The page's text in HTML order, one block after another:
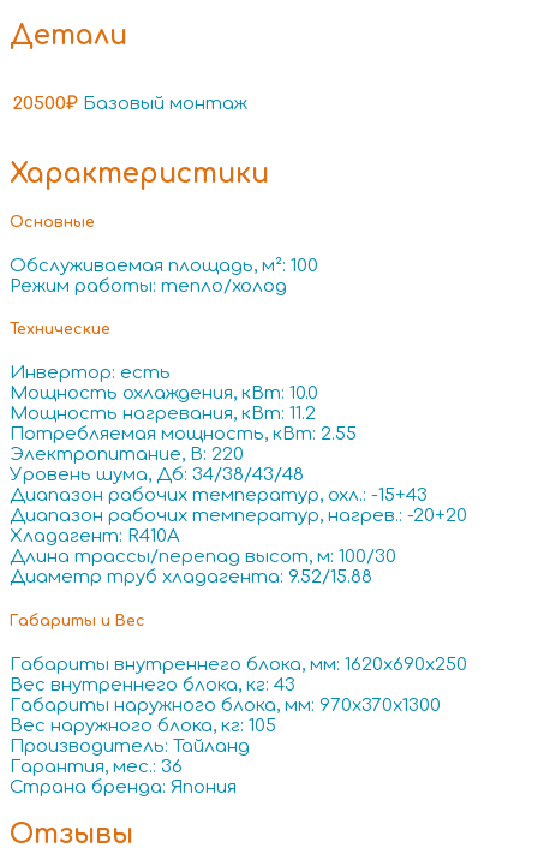
Детали
20500₽ Базовый монтаж
Характеристики
Основные
Обслуживаемая площадь, м²: 100
Режим работы: тепло/холод
Технические
Инвертор: есть
Мощность охлаждения, кВт: 10.0
Мощность нагревания, кВт: 11.2
Потребляемая мощность, кВт: 2.55
Электропитание, В: 220
Уровень шума, Дб: 34/38/43/48
Диапазон рабочих температур, охл.: -15+43
Диапазон рабочих температур, нагрев.: -20+20
Хладагент: R410A
Длина трассы/перепад высот, м: 100/30
Диаметр труб хладагента: 9.52/15.88
Габариты и Вес
Габариты внутреннего блока, мм: 1620x690x250
Вес внутреннего блока, кг: 43
Габариты наружного блока, мм: 970x370x1300
Вес наружного блока, кг: 105
Производитель: Тайланд
Гарантия, мес.: 36
Страна бренда: Япония
Отзывы